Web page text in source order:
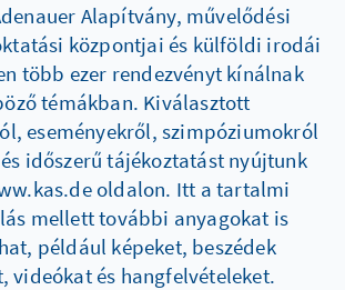
Alapítvány, művelődési
központjai és külföldi irodái
több ezer rendezvényt kínálnak
témákban. Kiválasztott
eseményekről, szimpóziumokról
időszerű tájékoztatást nyújtunk
oldalon. Itt a tartalmi
mellett további anyagokat is
például képeket, beszédek
videókat és hangfelvételeket.